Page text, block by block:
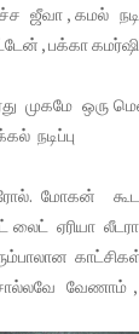
ஜீவா , கமல்
, பக்கா
முகமே ஒரு
நடிப்பு
மோகன்
ஏரியா லீடரா
சொல்லவே வேணாம்